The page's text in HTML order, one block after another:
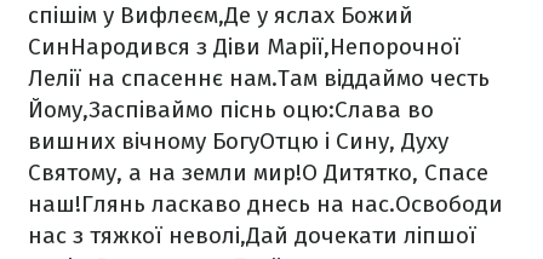
спішім у Вифлеєм,Де у яслах Божий
СинНародився з Діви Марії,Непорочної
Лелії на спасеннє нам.Там віддаймо честь
Йому,Заспіваймо піснь оцю:Слава во
вишних вічному БогуОтцю і Сину, Духу
Святому, а на земли мир!О Дитятко, Спасе
наш!Глянь ласкаво днесь на нас.Освободи
нас з тяжкої неволі,Дай дочекати ліпшої